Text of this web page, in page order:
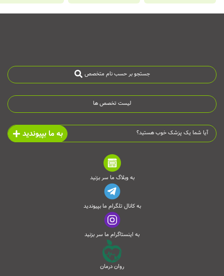
جستجو بر حسب نام متخصص
لیست تخصص ها
آیا شما یک پزشک خوب هستید؟ به ما بپیوندید
به وبلاگ ما سر بزنید
به کانال تلگرام ما بپیوندید
به اینستاگرام ما سر بزنید
روان درمان